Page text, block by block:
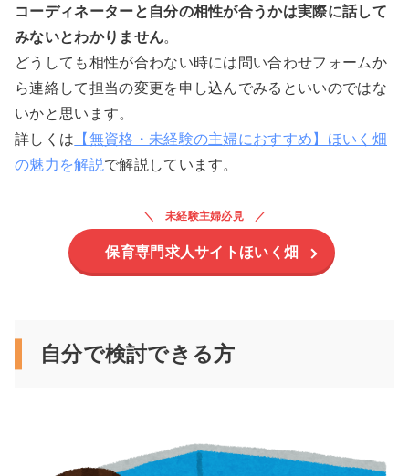
コーディネーターと自分の相性が合うかは実際に話して
みないとわかりません。
どうしても相性が合わない時には問い合わせフォームか
ら連絡して担当の変更を申し込んでみるといいのではな
いかと思います。
詳しくは 【無資格・未経験の主婦におすすめ】ほいく畑
の魅力を解説で解説しています。
未経験主婦必見
保育専門求人サイトほいく畑
自分で検討できる方